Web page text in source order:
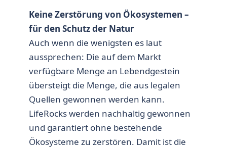
Keine Zerstörung von Ökosystemen –
für den Schutz der Natur
Auch wenn die wenigsten es laut
aussprechen: Die auf dem Markt
verfügbare Menge an Lebendgestein
übersteigt die Menge, die aus legalen
Quellen gewonnen werden kann.
LifeRocks werden nachhaltig gewonnen
und garantiert ohne bestehende
Ökosysteme zu zerstören. Damit ist die